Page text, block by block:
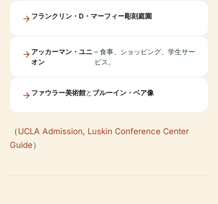
フランクリン・D・マーフィー彫刻庭園
アッカーマン・ユニ
オン
– 食事、ショッピング、学生サー
ビス。
ファウラー美術館と ブルーイン・ベア像
（UCLA Admission, Luskin Conference Center
Guide）